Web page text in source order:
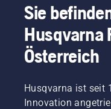
Sie
Husqvarna
Österreich
Husqvarna ist seit
Innovation